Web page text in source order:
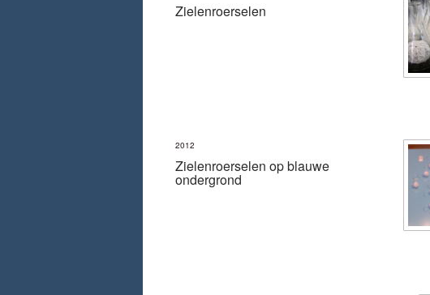
Zielenroerselen
Zielenroerselen op blauwe
ondergrond
2012